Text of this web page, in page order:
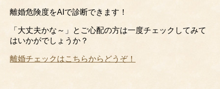
離婚危険度をAIで診断できます！
「大丈夫かな～」とご心配の方は一度チェックしてみて
はいかがでしょうか？
離婚チェックはこちらからどうぞ！